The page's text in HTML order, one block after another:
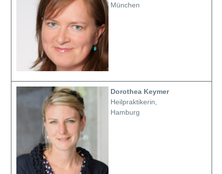
München
Dorothea Keymer
Heilpraktikerin,
Hamburg